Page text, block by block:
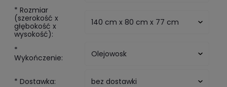
* Rozmiar
(szerokość x
głębokość x
wysokość):
*
Wykończenie:
* Dostawka: